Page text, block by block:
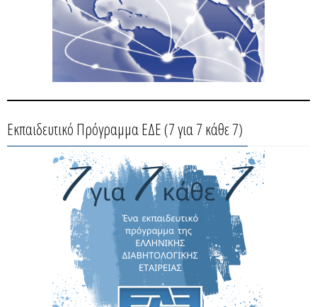
Εκπαιδευτικό Πρόγραμμα ΕΔΕ (7 για 7 κάθε 7)